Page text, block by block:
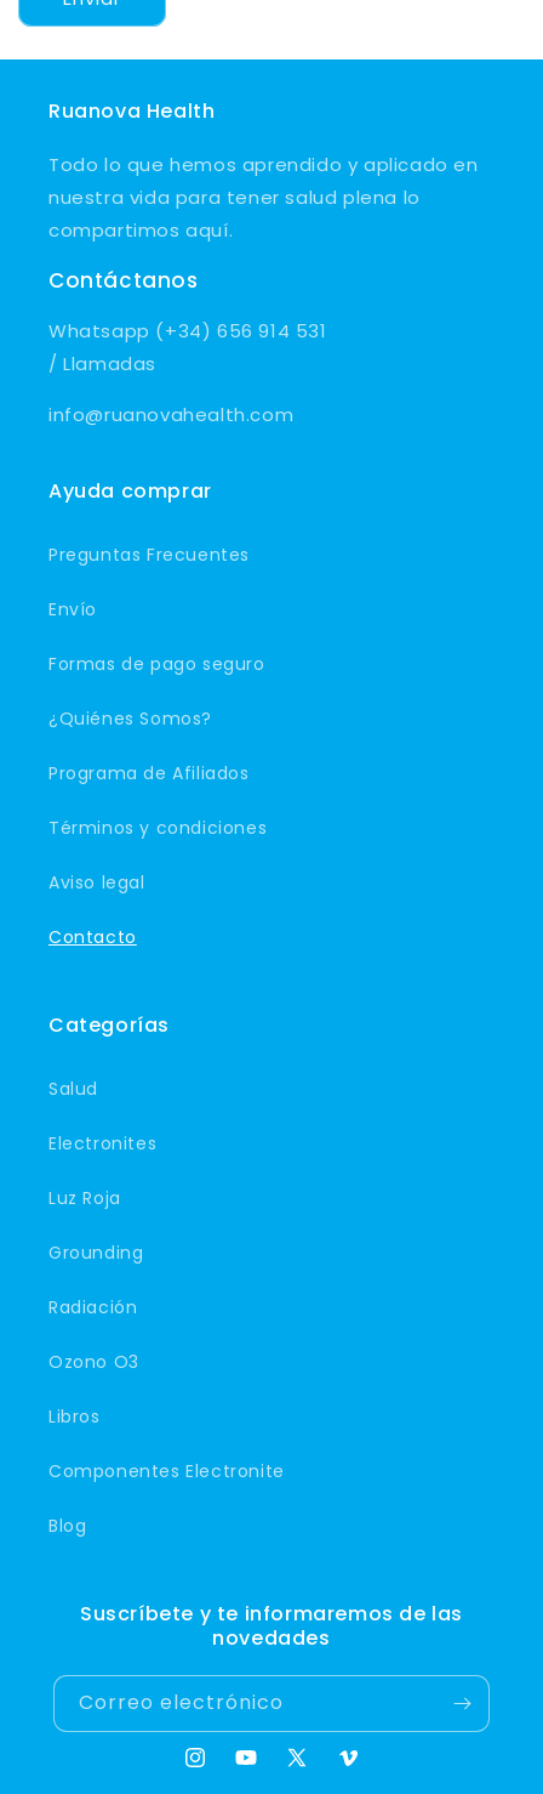
o
Ruanova Health
Todo lo que hemos aprendido y aplicado en
nuestra vida para tener salud plena lo
compartimos aquí.
Contáctanos
Whatsapp (+34) 656 914 531
/ Llamadas
info@ruanovahealth.com
Ayuda comprar
Preguntas Frecuentes
Envío
Formas de pago seguro
¿Quiénes Somos?
Programa de Afiliados
Términos y condiciones
Aviso legal
Contacto
Categorías
Salud
Electronites
Luz Roja
Grounding
Radiación
Ozono O3
Libros
Componentes Electronite
Blog
Suscríbete y te informaremos de las
novedades
Correo electrónico
InstagramYouTube
X
Vimeo